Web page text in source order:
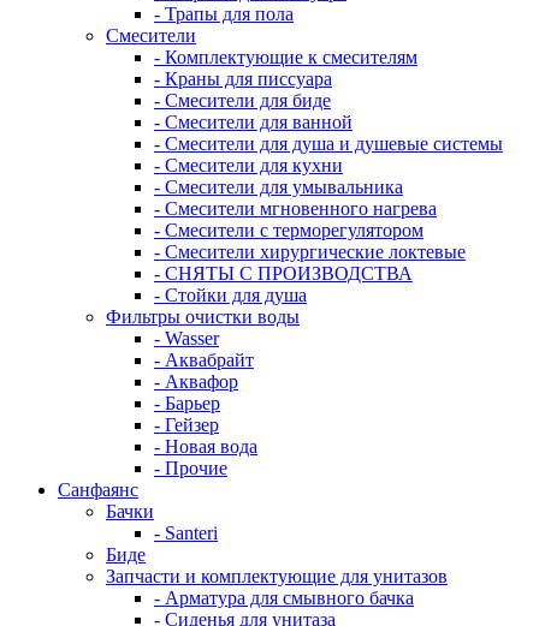
- Трапы для пола
Смесители
- Комплектующие к смесителям
- Краны для писсуара
- Смесители для биде
- Смесители для ванной
- Смесители для душа и душевые системы
- Смесители для кухни
- Смесители для умывальника
- Смесители мгновенного нагрева
- Смесители с терморегулятором
- Смесители хирургические локтевые
- СНЯТЫ С ПРОИЗВОДСТВА
- Стойки для душа
Фильтры очистки воды
- Wasser
- Аквабрайт
- Аквафор
- Барьер
- Гейзер
- Новая вода
- Прочие
Санфаянс
Бачки
- Santeri
Биде
Запчасти и комплектующие для унитазов
- Арматура для смывного бачка
- Сиденья для унитаза